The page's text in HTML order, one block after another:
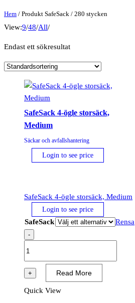
Hem / Produkt SafeSack / 280 stycken
View:9/48/All/
Endast ett sökresultat
SafeSack 4-ögle storsäck,
Medium
Säckar och avfallshantering
Login to see price
SafeSack 4-ögle storsäck, Medium
Login to see price
SafeSack Rensa
-
ögle
storsäck,
Medium
+ Read More
Quick View